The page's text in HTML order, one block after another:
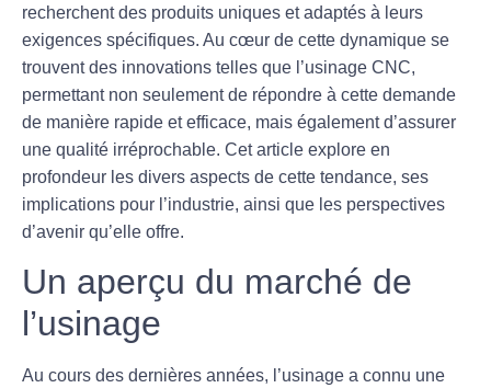
recherchent des produits uniques et adaptés à leurs
exigences spécifiques. Au cœur de cette dynamique se
trouvent des innovations telles que l’usinage CNC,
permettant non seulement de répondre à cette demande
de manière rapide et efficace, mais également d’assurer
une qualité irréprochable. Cet article explore en
profondeur les divers aspects de cette tendance, ses
implications pour l’industrie, ainsi que les perspectives
d’avenir qu’elle offre.
Un aperçu du marché de
l’usinage
Au cours des dernières années, l’usinage a connu une